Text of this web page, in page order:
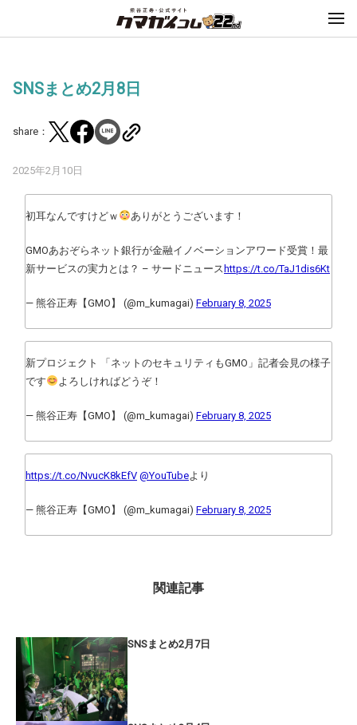
SNSまとめ2月8日
share：
2025年2月10日
初耳なんですけどｗ ありがとうございます！
GMOあおぞらネット銀行が金融イノベーションアワード受賞！最
新サービスの実力とは？ – サードニュース https://t.co/TaJ1dis6Kt
— 熊谷正寿【GMO】 (@m_kumagai) February 8, 2025
新プロジェクト 「ネットのセキュリティもGMO」記者会見の様子
です
よろしければどうぞ！
— 熊谷正寿【GMO】 (@m_kumagai) February 8, 2025
https://t.co/NvucK8kEfV @YouTubeより
— 熊谷正寿【GMO】 (@m_kumagai) February 8, 2025
関連記事
SNSまとめ2月7日